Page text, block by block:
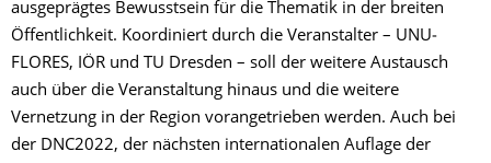
ausgeprägtes Bewusstsein für die Thematik in der breiten
Öffentlichkeit. Koordiniert durch die Veranstalter – UNU‐
FLORES, IÖR und TU Dresden – soll der weitere Austausch
auch über die Veranstaltung hinaus und die weitere
Vernetzung in der Region vorangetrieben werden. Auch bei
der DNC2022, der nächsten internationalen Auflage der